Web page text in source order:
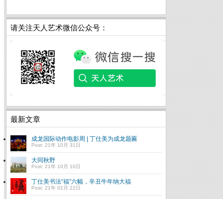
请关注天人艺术微信公众号：
最新文章
成龙国际动作电影周 | 丁仕美为成龙题匾
Post: 21年 10月 31日
大同秋野
Post: 21年 10月 10日
丁仕美书法“福”六幅，辛丑牛年纳大福
Post: 21年 02月 22日